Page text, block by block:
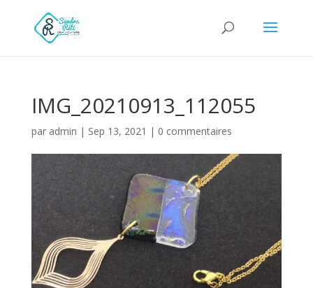
IMG_20210913_112055
par admin | Sep 13, 2021 | 0 commentaires